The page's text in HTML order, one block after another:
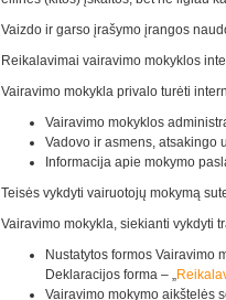
Vaizdo ir garso įrašymo įrangos
Reikalavimai vairavimo mokyklos
Vairavimo mokykla privalo turėti
Vairavimo mokyklos
Vadovo ir asmens, atsakingo
Informacija apie mokymo
Teisės vykdyti vairuotojų mokymą
Vairavimo mokykla, siekianti vykdyti
Nustatytos formos Vairavimo
Deklaracijos forma – „
Vairavimo mokymo aikštelės